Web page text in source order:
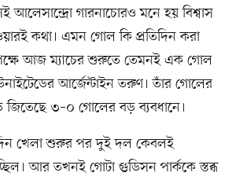
আলেসান্দ্রো গারনাচোরও মনে হয় বিশ্বাস
কথা। এমন গোল কি প্রতিদিন করা
আজ ম্যাচের শুরুতে তেমনই এক গোল
আর্জেন্টাইন তরুণ। তাঁর গোলের
জিতেছে ৩–০ গোলের বড় ব্যবধানে।
খেলা শুরুর পর দুই দল কেবলই
আর তখনই গোটা গুডিসন পার্ককে স্তব্ধ